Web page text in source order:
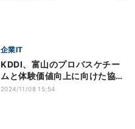
企業IT
KDDI、富山のプロバスケチー
ムと体験価値向上に向けた協業
を開始
2024/11/08 15:54